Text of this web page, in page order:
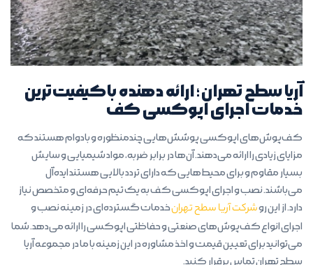
آریا سطح تهران؛ ارائه دهنده باکیفیت‌ترین
خدمات اجرای اپوکسی کف
کف‌پوش‌های اپوکسی پوشش‌هایی چندمنظوره و بادوام هستند که
مزایای زیادی را ارائه می‌دهند. آن‌ها در برابر ضربه، مواد شیمیایی و سایش
بسیار مقاوم و برای محیط‌هایی که دارای تردد بالایی هستند ایده‌آل
می‌باشند. نصب و اجرای اپوکسی کف به یک تیم حرفه‌ای و متخصص نیاز
دارد. از این روشرکت آریا سطح تهرانخدمات گسترده‌ای در زمینه نصب و
اجرای انواع کف‌پوش‌های صنعتی و حفاظتی اپوکسی را ارائه می‌دهد. شما
می‌توانید برای تعیین قیمت و اخذ مشاوره در این زمینه با ما در مجموعه آریا
سطح تهران تماس برقرار کنید.